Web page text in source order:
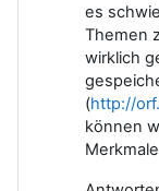
es
Themen
wirklich
(http://
können